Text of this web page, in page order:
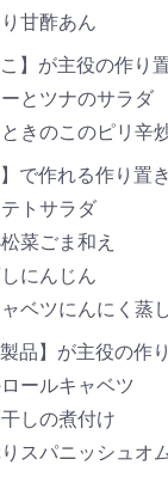
甘酢あん
こ】が主役の作り
とツナのサラダ
きのこのピリ辛
】で作れる作り置
トサラダ
菜ごま和え
にんじん
ベツにんにく蒸
製品】が主役の作
ールキャベツ
しの煮付け
スパニッシュオ